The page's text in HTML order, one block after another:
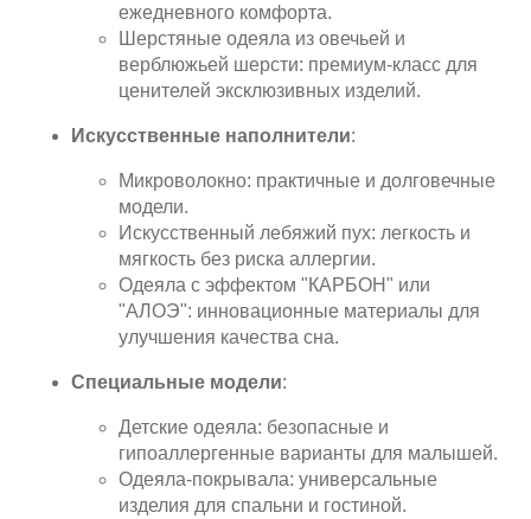
ежедневного комфорта.
Шерстяные одеяла из овечьей и
верблюжьей шерсти: премиум-класс для
ценителей эксклюзивных изделий.
Искусственные наполнители:
Микроволокно: практичные и долговечные
модели.
Искусственный лебяжий пух: легкость и
мягкость без риска аллергии.
Одеяла с эффектом "КАРБОН" или
"АЛОЭ": инновационные материалы для
улучшения качества сна.
Специальные модели:
Детские одеяла: безопасные и
гипоаллергенные варианты для малышей.
Одеяла-покрывала: универсальные
изделия для спальни и гостиной.